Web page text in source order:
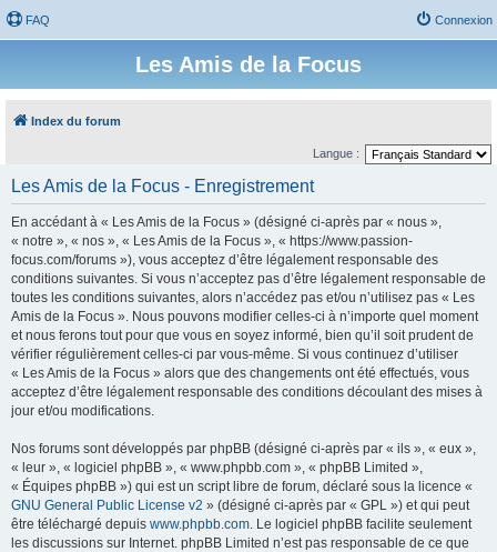
FAQ Connexion
Les Amis de la Focus
Index du forum
Langue :
Les Amis de la Focus - Enregistrement
En accédant à « Les Amis de la Focus » (désigné ci-après par « nous »,
« notre », « nos », « Les Amis de la Focus », « https://www.passion-
focus.com/forums »), vous acceptez d’être légalement responsable des
conditions suivantes. Si vous n’acceptez pas d’être légalement responsable de
toutes les conditions suivantes, alors n’accédez pas et/ou n’utilisez pas « Les
Amis de la Focus ». Nous pouvons modifier celles-ci à n’importe quel moment
et nous ferons tout pour que vous en soyez informé, bien qu’il soit prudent de
vérifier régulièrement celles-ci par vous-même. Si vous continuez d’utiliser
« Les Amis de la Focus » alors que des changements ont été effectués, vous
acceptez d’être légalement responsable des conditions découlant des mises à
jour et/ou modifications.
Nos forums sont développés par phpBB (désigné ci-après par « ils », « eux »,
« leur », « logiciel phpBB », « www.phpbb.com », « phpBB Limited »,
« Équipes phpBB ») qui est un script libre de forum, déclaré sous la licence «
GNU General Public License v2 » (désigné ci-après par « GPL ») et qui peut
être téléchargé depuis www.phpbb.com. Le logiciel phpBB facilite seulement
les discussions sur Internet. phpBB Limited n’est pas responsable de ce que